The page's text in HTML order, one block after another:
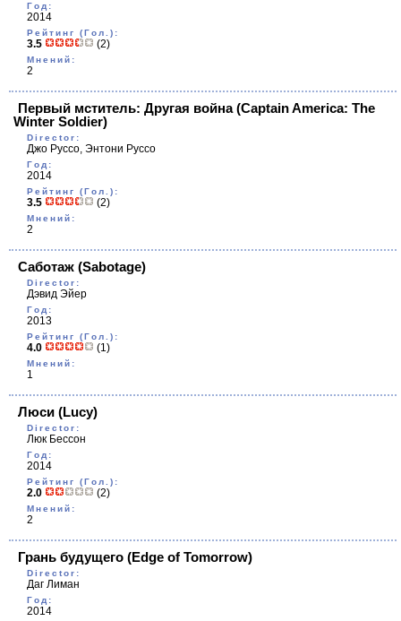
Год:
2014
Рейтинг (Гол.):
3.5 (2)
Мнений:
2
Первый мститель: Другая война(Captain America: The
Winter Soldier)
Director:
Джо Руссо, Энтони Руссо
Год:
2014
Рейтинг (Гол.):
3.5 (2)
Мнений:
2
Саботаж (Sabotage)
Director:
Дэвид Эйер
Год:
2013
Рейтинг (Гол.):
4.0 (1)
Мнений:
1
Люси (Lucy)
Director:
Люк Бессон
Год:
2014
Рейтинг (Гол.):
2.0 (2)
Мнений:
2
Грань будущего (Edge of Tomorrow)
Director:
Даг Лиман
Год:
2014